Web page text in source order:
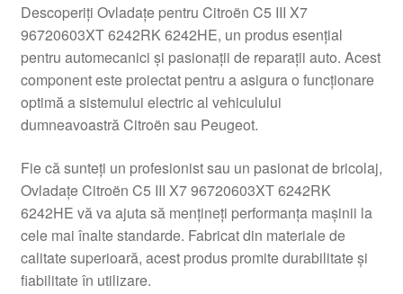
Despre noi
Finalizare comandă
Livrare în toată lumea
Plângere
Plățile
Descoperiți Ovladațe pentru Citroën C5 III X7
96720603XT 6242RK 6242HE, un produs esențial
pentru automecanici și pasionații de reparații auto. Acest
component este proiectat pentru a asigura o funcționare
optimă a sistemului electric al vehiculului
dumneavoastră Citroën sau Peugeot.
Fie că sunteți un profesionist sau un pasionat de bricolaj,
Ovladațe Citroën C5 III X7 96720603XT 6242RK
6242HE vă va ajuta să mențineți performanța mașinii la
cele mai înalte standarde. Fabricat din materiale de
calitate superioară, acest produs promite durabilitate și
fiabilitate în utilizare.